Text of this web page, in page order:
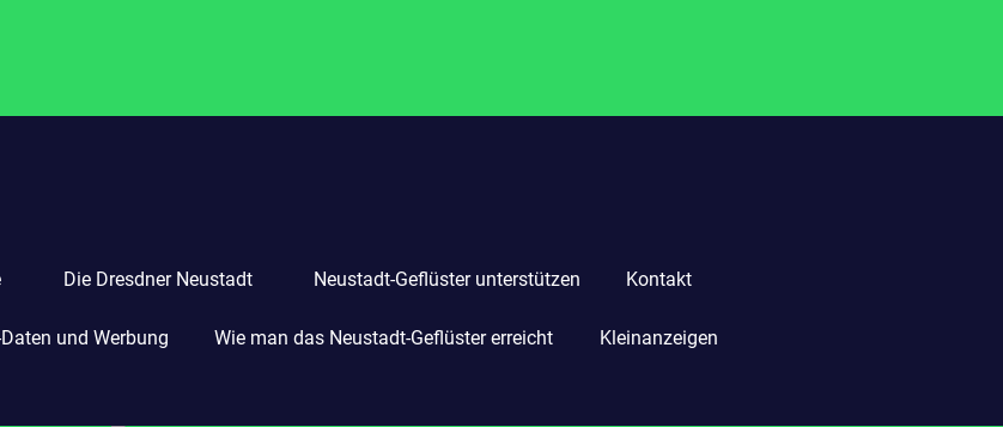
Die Dresdner Neustadt Neustadt-Geflüster unterstützen Kontakt
und Werbung Wie man das Neustadt-Geflüster erreicht Kleinanzeigen